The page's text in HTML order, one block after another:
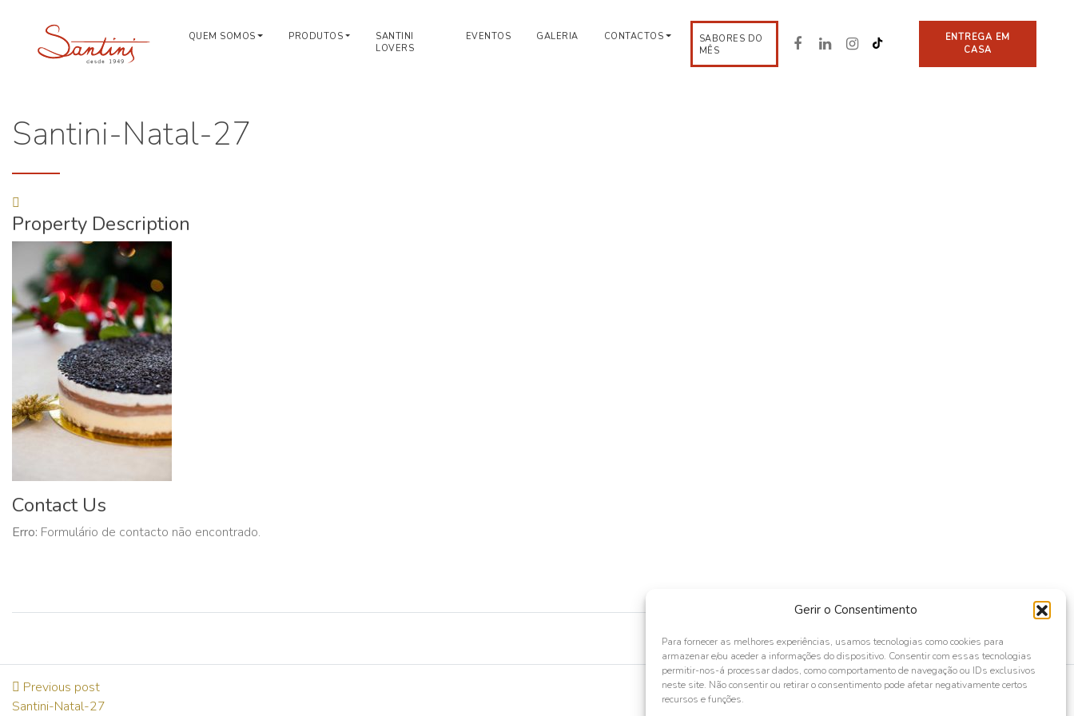
Gerir o Consentimento
Para fornecer as melhores experiências, usamos tecnologias como cookies para
armazenar e/ou aceder a informações do dispositivo. Consentir com essas tecnologias
permitir-nos-á processar dados, como comportamento de navegação ou IDs exclusivos
neste site. Não consentir ou retirar o consentimento pode afetar negativamente certos
recursos e funções.
QUEM SOMOS PRODUTOS
SANTINI
LOVERS
EVENTOS GALERIA CONTACTOS
SABORES DO
MÊS
ENTREGA EM
CASA
Santini-Natal-27
Property Description
Contact Us
Erro: Formulário de contacto não encontrado.
Previous post
Santini-Natal-27